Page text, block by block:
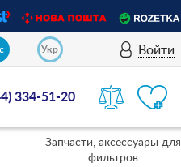
Укр Войти
334-51-20
Запчасти, аксессуары для
фильтров